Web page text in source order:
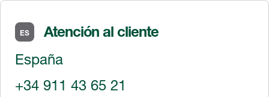
ES
Atención al cliente
España
+34 911 43 65 21